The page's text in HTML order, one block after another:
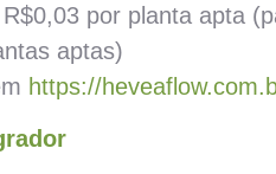
por planta apta
aptas)
https://